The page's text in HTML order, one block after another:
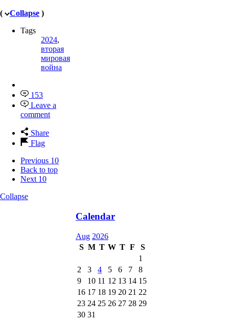
( Collapse )
Tags
2024,
вторая
мировая
война
153
Leave a
comment
Share
Flag
Previous 10
Back to top
Next 10
Collapse
Calendar
Aug 2026
S M T W T F
S
1
2
3 4 5 6 7
8
9
10 11 12 13 14 15
16 17 18 19 20 21 22
23 24 25 26 27 28 29
30 31